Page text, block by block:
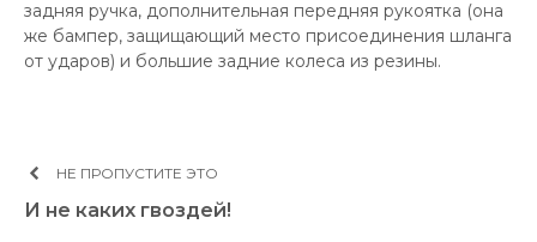
задняя ручка, дополнительная передняя рукоятка (она
же бампер, защищающий место присоединения шланга
от ударов) и большие задние колеса из резины.
НЕ ПРОПУСТИТЕ ЭТО
И не каких гвоздей!